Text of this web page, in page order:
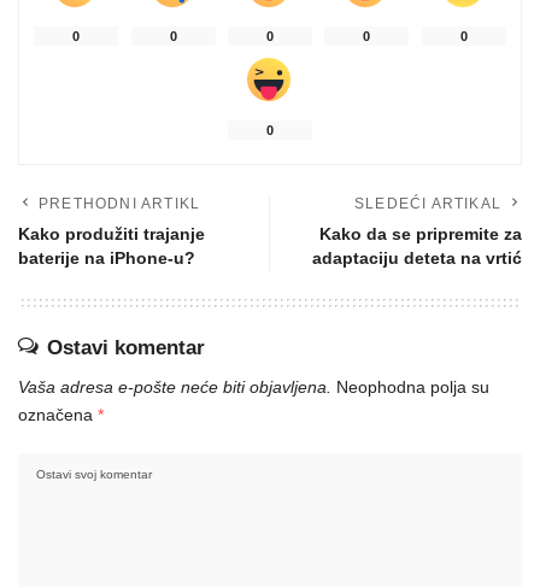
0 0 0 0 0
0
PRETHODNI ARTIKL
Kako produžiti trajanje
baterije na iPhone-u?
SLEDEĆI ARTIKAL
Kako da se pripremite za
adaptaciju deteta na vrtić
Ostavi komentar
Vaša adresa e-pošte neće biti objavljena.
Neophodna polja su
označena *